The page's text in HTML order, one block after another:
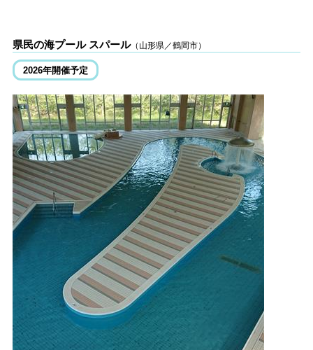
県民の海プール スパール（山形県／鶴岡市）
2026年開催予定